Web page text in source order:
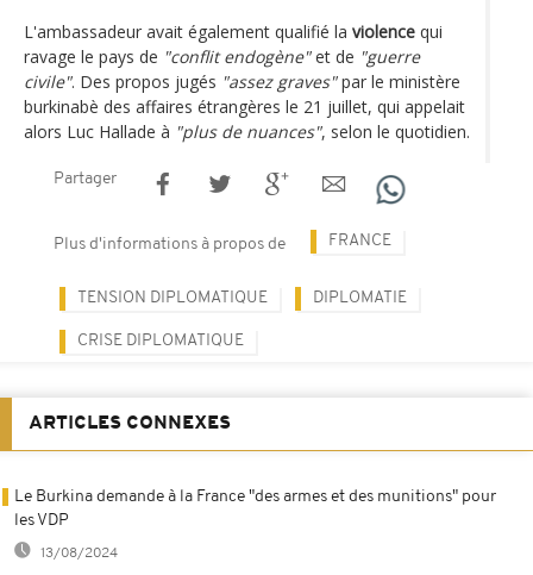
L'ambassadeur avait également qualifié la violence qui
ravage le pays de "conflit endogène"et de "guerre
civile". Des propos jugés "assez graves"par le ministère
burkinabè des affaires étrangères le 21 juillet, qui appelait
alors Luc Hallade à "plus de nuances", selon le quotidien.
Partager
Plus d'informations à propos de FRANCE
TENSION DIPLOMATIQUE DIPLOMATIE
CRISE DIPLOMATIQUE
ARTICLES CONNEXES
Le Burkina demande à la France "des armes et des munitions" pour
les VDP
13/08/2024